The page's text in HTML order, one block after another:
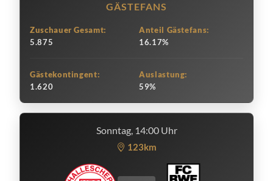
GÄSTEFANS
Zuschauer Gesamt:
5.875
Anteil Gästefans:
16.17%
Gästekontingent:
1.620
Auslastung:
59%
Sonntag, 14:00 Uhr
123km